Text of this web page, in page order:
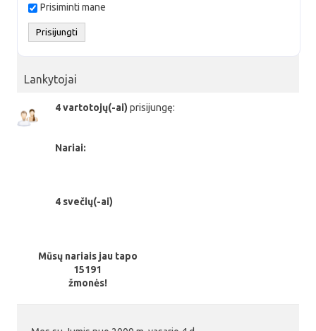
Prisiminti mane
Lankytojai
4 vartotojų(-ai) prisijungę:
Nariai:
4 svečių(-ai)
Mūsų nariais jau tapo
15191
žmonės!